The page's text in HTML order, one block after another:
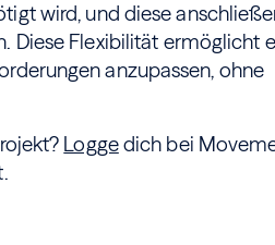
wird, und diese
Diese Flexibilität ermöglicht
anzupassen, ohne
Loggedich bei